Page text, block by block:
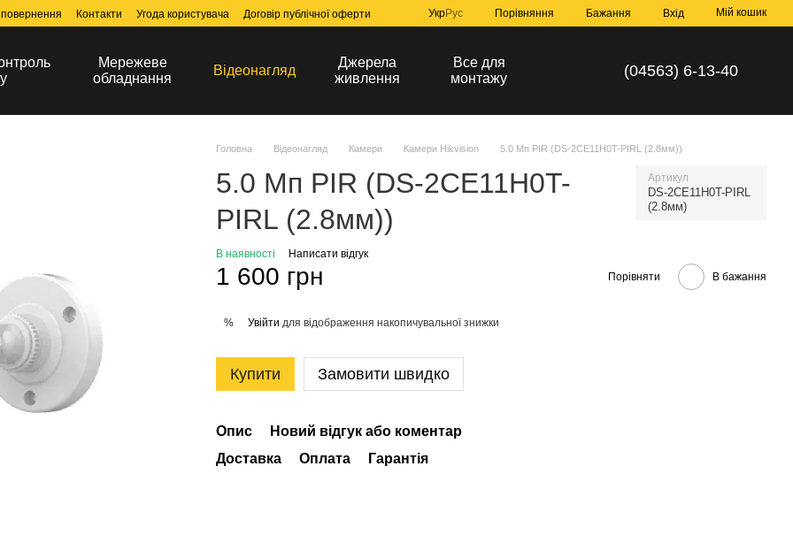
Контакти Угода користувача Договір публічної оферти УкрРус Порівняння Бажання Вхід Мій кошик
Мережеве
обладнання
Відеонагляд
Джерела
живлення
Все для
монтажу
(04563) 6-13-40
Головна Відеонагляд Камери Камери Hikvision 5.0 Мп PIR (DS-2CE11H0T-PIRL (2.8мм))
5.0 Мп PIR (DS-2CE11H0T-
PIRL (2.8мм))
Артикул
DS-2CE11H0T-PIRL
(2.8мм)
В наявності Написати відгук
1 600 грн Порівняти В бажання
% Увійти для відображення накопичувальної знижки
Купити Замовити швидко
Опис
Новий відгук або коментар
Доставка
Оплата Гарантія